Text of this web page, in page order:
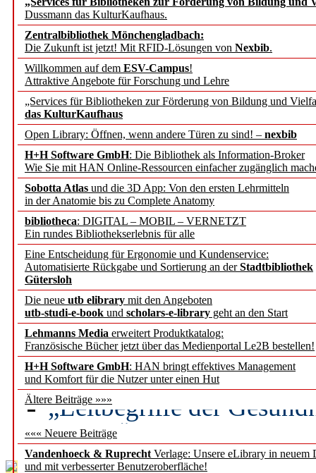
Dussmann das KulturKaufhaus.
Zentralbibliothek Mönchengladbach:
Die Zukunft ist jetzt! Mit RFID-Lösungen von Nexbib.
Willkommen auf dem ESV-Campus!
Attraktive Angebote für Forschung und Lehre
„Services für Bibliotheken zur Förderung von Bildung und
das KulturKaufhaus
Open Library: Öffnen, wenn andere Türen zu sind! – nexbib
H+H Software GmbH: Die Bibliothek als Information-Broker
Wie Sie mit HAN Online-Ressourcen einfacher zugänglich
Sobotta Atlas und die 3D App: Von den ersten Lehrmitteln
in der Anatomie bis zu Complete Anatomy
bibliotheca: DIGITAL – MOBIL – VERNETZT
Ein rundes Bibliothekserlebnis für alle
Eine Entscheidung für Ergonomie und Kundenservice:
Automatisierte Rückgabe und Sortierung an derStadtbibliothek
Gütersloh
Die neue utb elibrary mit den Angeboten
utb-studi-e-book und scholars-e-library geht an den Start
Lehmanns Media erweitert Produktkatalog:
Französische Bücher jetzt über das Medienportal Le2B bestellen!
H+H Software GmbH: HAN bringt effektives Management
und Komfort für die Nutzer unter einen Hut
Ältere Beiträge »»»
««« Neuere Beiträge
Vandenhoeck & Ruprecht Verlage: Unsere eLibrary in neuem
und mit verbesserter Benutzeroberfläche!
angepasst
konstruktiv!
Mohr Siebeck
und die Zeitschrift für
Francke Attempto
EBSCO Information
Recherchefunktionen in
Sorbisches Institut neu
Geschichte und
Künstliche Intelligenz
besser zu verstehen
„Leitbegriffe der
des BIÖG erscheinen